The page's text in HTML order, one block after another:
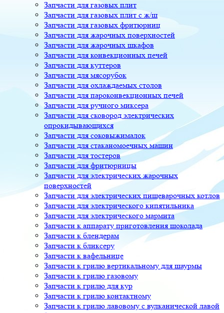
Запчасти для газовых плит
Запчасти для газовых плит с ж/ш
Запчасти для газовых фритюрниц
Запчасти для жарочных поверхностей
Запчасти для жарочных шкафов
Запчасти для конвекционных печей
Запчасти для куттеров
Запчасти для мясорубок
Запчасти для охлаждаемых столов
Запчасти для пароконвекционных печей
Запчасти для ручного миксера
Запчасти для сковород электрических
опрокидывающихся
Запчасти для соковыжималок
Запчасти для стаканомоечных машин
Запчасти для тостеров
Запчасти для фритюрницы
Запчасти для электрических жарочных
поверхностей
Запчасти для электрических пищеварочных котлов
Запчасти для электрического кипятильника
Запчасти для электрического мармита
Запчасти к аппарату приготовления шоколада
Запчасти к блендерам
Запчасти к бликсеру
Запчасти к вафельнице
Запчасти к грилю вертикальному для шаурмы
Запчасти к грилю газовому
Запчасти к грилю для кур
Запчасти к грилю контактному
Запчасти к грилю лавовому с вулканической лавой